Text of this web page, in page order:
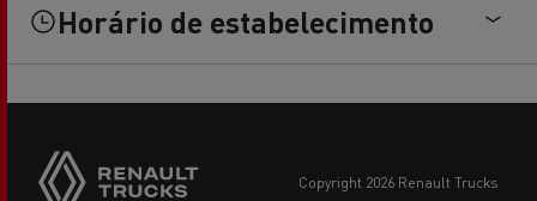
Horário de estabelecimento
copyright 2026 Renault Trucks